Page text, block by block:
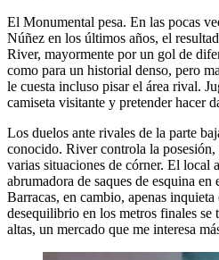
El Monumental pesa. En las pocas
Núñez en los últimos años, el
River, mayormente por un gol de
como para un historial denso, pero
le cuesta incluso pisar el área rival.
camiseta visitante y pretender hacer
Los duelos ante rivales de la parte
conocido. River controla la posesión,
varias situaciones de córner. El local
abrumadora de saques de esquina en
Barracas, en cambio, apenas
desequilibrio en los metros finales se
altas, un mercado que me interesa